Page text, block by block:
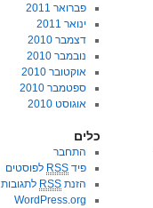
פברואר 2011
ינואר 2011
דצמבר 2010
נובמבר 2010
אוקטובר 2010
ספטמבר 2010
אוגוסט 2010
כלים
התחבר
פיד RSS לפוסטים
הזנת RSS לתגובות
WordPress.org